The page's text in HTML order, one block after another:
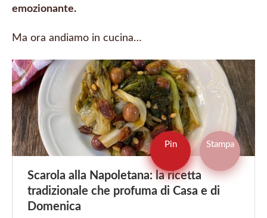
emozionante.
Ma ora andiamo in cucina…
Pin Stampa
Scarola alla Napoletana: la ricetta
tradizionale che profuma di Casa e di
Domenica